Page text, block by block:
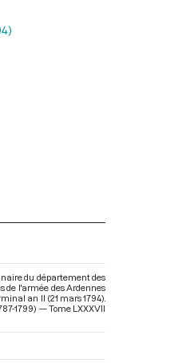
du département des
de l'armée des Ardennes
an II (21 mars 1794).
1799) — Tome LXXXVII